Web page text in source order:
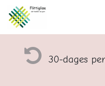
30-dages